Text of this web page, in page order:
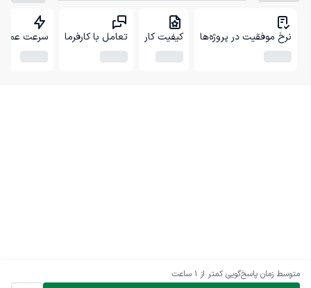
متوسط زمان پاسخ‌گویی کمتر از 1 ساعت
نرخ موفقیت در پروژه‌ها کیفیت کار تعامل با کارفرما سرعت عمل